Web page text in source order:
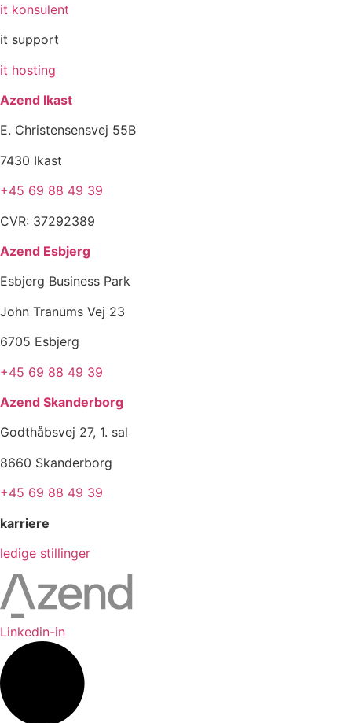
it konsulent
it support
it hosting
Azend Ikast
E. Christensensvej 55B
7430 Ikast
+45 69 88 49 39
CVR: 37292389
Azend Esbjerg
Esbjerg Business Park
John Tranums Vej 23
6705 Esbjerg
+45 69 88 49 39
Azend Skanderborg
Godthåbsvej 27, 1. sal
8660 Skanderborg
+45 69 88 49 39
karriere
ledige stillinger
Linkedin-in